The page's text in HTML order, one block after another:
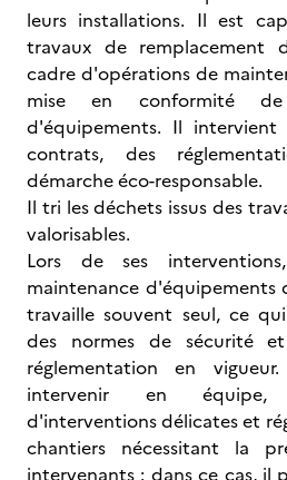
leurs installations. Il est
travaux de remplacement
cadre d'opérations de
mise en conformité
d'équipements. Il
contrats, des
démarche éco-responsable.
Il tri les déchets issus des
valorisables.
Lors de ses
maintenance
travaille souvent seul, ce
des normes de sécurité
réglementation en
intervenir en équipe,
d'interventions délicates et
chantiers nécessitant la
intervenants : dans ce cas, il